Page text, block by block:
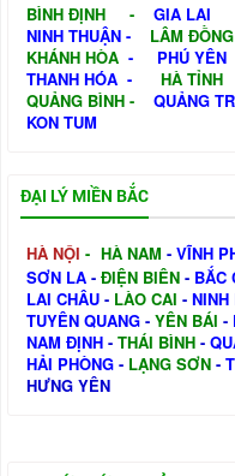
BÌNH ĐỊNH
- GIA LAI
NINH THUẬN - LÂM ĐỒNG
KHÁNH HÒA - PHÚ YÊN
THANH HÓA - HÀ TỈNH
QUẢNG BÌNH - QUẢNG
KON TUM
ĐẠI LÝ MIỀN BẮC
HÀ NỘI - HÀ NAM - VĨNH
SƠN LA - ĐIỆN BIÊN - BẮC
LAI CHÂU - LÀO CAI - NINH
TUYÊN QUANG - YÊN BÁI -
NAM ĐỊNH - THÁI BÌNH -
HẢI PHÒNG - LẠNG SƠN -
HƯNG YÊN